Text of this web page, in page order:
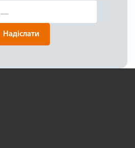
Надіслати